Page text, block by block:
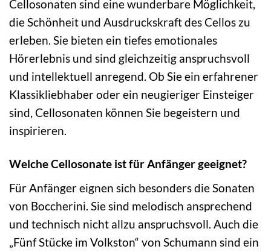
Cellosonaten sind eine wunderbare Möglichkeit,
die Schönheit und Ausdruckskraft des Cellos zu
erleben. Sie bieten ein tiefes emotionales
Hörerlebnis und sind gleichzeitig anspruchsvoll
und intellektuell anregend. Ob Sie ein erfahrener
Klassikliebhaber oder ein neugieriger Einsteiger
sind, Cellosonaten können Sie begeistern und
inspirieren.
Welche Cellosonate ist für Anfänger geeignet?
Für Anfänger eignen sich besonders die Sonaten
von Boccherini. Sie sind melodisch ansprechend
und technisch nicht allzu anspruchsvoll. Auch die
„Fünf Stücke im Volkston“ von Schumann sind ein